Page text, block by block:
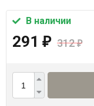
В наличии
291 ₽ 312₽